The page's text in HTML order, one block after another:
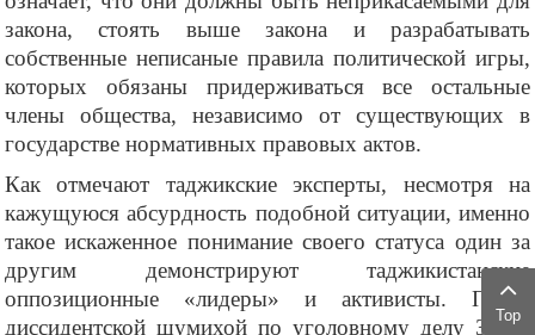
закона, стоять выше закона и разрабатывать
собственные неписаные правила политической игры,
которых обязаны придерживаться все остальные
члены общества, независимо от существующих в
государстве нормативных правовых актов.
Как отмечают таджикские эксперты, несмотря на
кажущуюся абсурдность подобной ситуации, именно
такое искаженное понимание своего статуса один за
другим демонстрируют таджикистанские
оппозиционные «лидеры» и активисты. После
диссидентской шумихой по уголовному делу Зайда
Top